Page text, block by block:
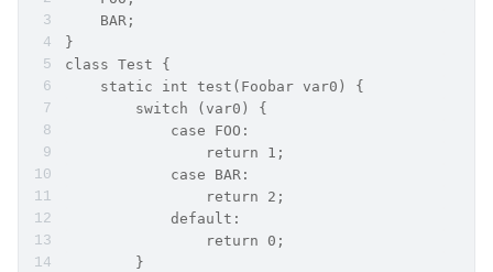
    BAR;
}
class Test {
    static int test(Foobar var0) {
        switch (var0) {
            case FOO:
                return 1;
            case BAR:
                return 2;
            default:
                return 0;
        }